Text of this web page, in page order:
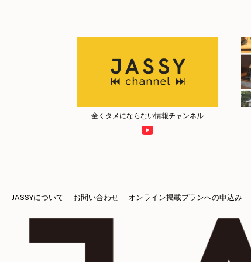
全くタメにならない情報チャンネル
JASSYについて お問い合わせ オンライン掲載プランへの申込み